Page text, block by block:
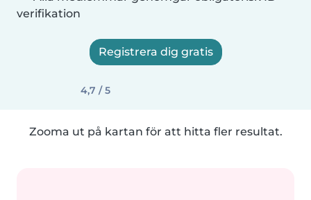
verifikation
Registrera dig gratis
4,7 / 5
Zooma ut på kartan för att hitta fler resultat.